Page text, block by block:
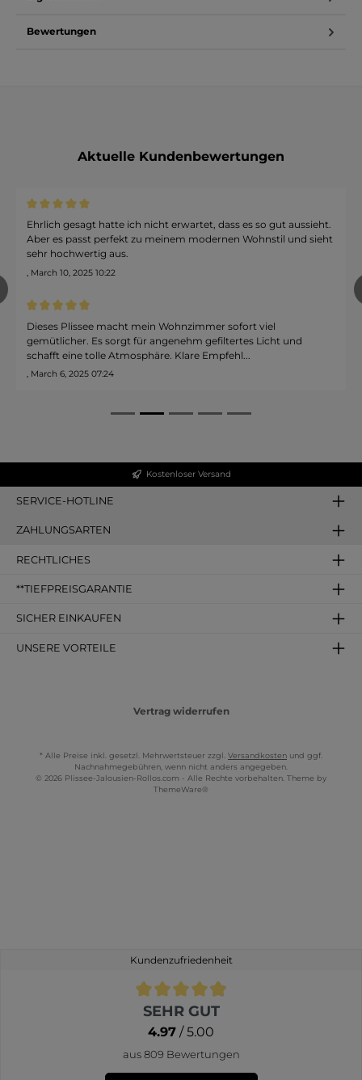
Bewertungen
Aktuelle Kundenbewertungen
Durchschnittliche Bewertung von 5 von 5 Sternen
Ehrlich gesagt hatte ich nicht erwartet, dass es so gut aussieht.
Aber es passt perfekt zu meinem modernen Wohnstil und sieht
sehr hochwertig aus.
, March 10, 2025 10:22
Durchschnittliche Bewertung von 5 von 5 Sternen
Dieses Plissee macht mein Wohnzimmer sofort viel
gemütlicher. Es sorgt für angenehm gefiltertes Licht und
schafft eine tolle Atmosphäre. Klare Empfehl...
, March 6, 2025 07:24
Kostenloser Versand
SERVICE-HOTLINE
ZAHLUNGSARTEN
RECHTLICHES
**TIEFPREISGARANTIE
SICHER EINKAUFEN
UNSERE VORTEILE
Vertrag widerrufen
* Alle Preise inkl. gesetzl. Mehrwertsteuer zzgl. Versandkosten und ggf.
Nachnahmegebühren, wenn nicht anders angegeben.
© 2026 Plissee-Jalousien-Rollos.com - Alle Rechte vorbehalten. Theme by
ThemeWare®
Kundenzufriedenheit
Durchschnittliche Bewertung von 4.9 von 5 Sternen
SEHR GUT
4.97 / 5.00
aus 809 Bewertungen